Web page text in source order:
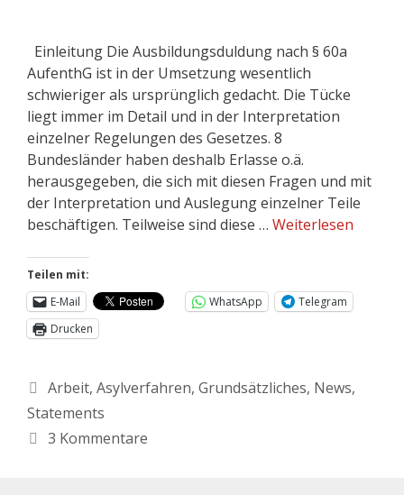
Einleitung Die Ausbildungsduldung nach § 60a
AufenthG ist in der Umsetzung wesentlich
schwieriger als ursprünglich gedacht. Die Tücke
liegt immer im Detail und in der Interpretation
einzelner Regelungen des Gesetzes. 8
Bundesländer haben deshalb Erlasse o.ä.
herausgegeben, die sich mit diesen Fragen und mit
der Interpretation und Auslegung einzelner Teile
beschäftigen. Teilweise sind diese … Weiterlesen
Teilen mit:
E-Mail
WhatsApp
Telegram
Drucken
Arbeit, Asylverfahren, Grundsätzliches, News,
Statements
3 Kommentare